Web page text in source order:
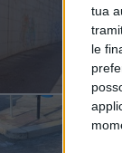
tua
le